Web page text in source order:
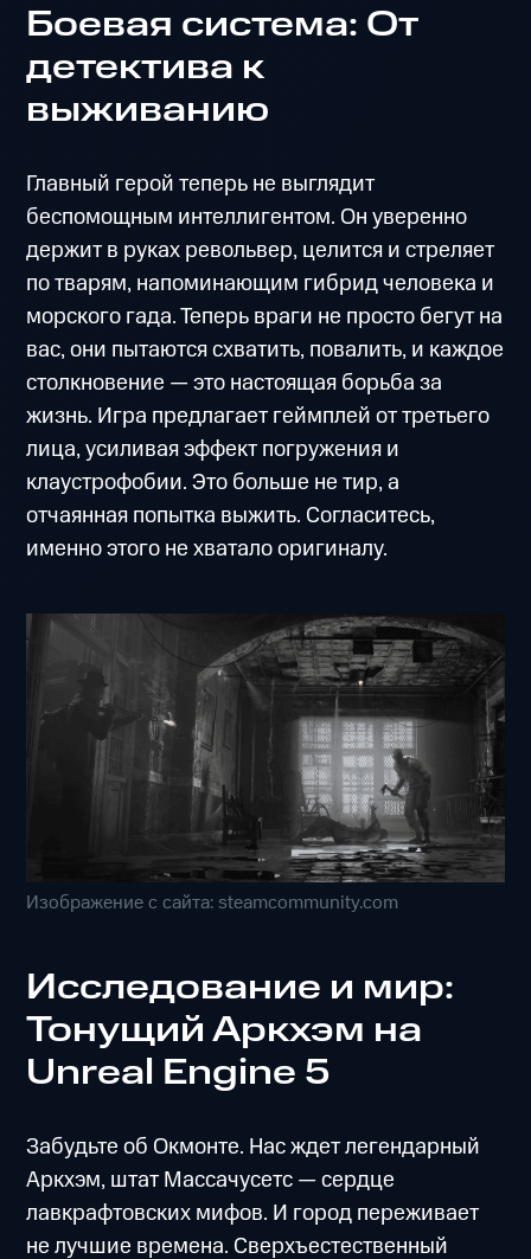
Боевая система: От
детектива к
выживанию
Главный герой теперь не выглядит
беспомощным интеллигентом. Он уверенно
держит в руках револьвер, целится и стреляет
по тварям, напоминающим гибрид человека и
морского гада. Теперь враги не просто бегут на
вас, они пытаются схватить, повалить, и каждое
столкновение — это настоящая борьба за
жизнь. Игра предлагает геймплей от третьего
лица, усиливая эффект погружения и
клаустрофобии. Это больше не тир, а
отчаянная попытка выжить. Согласитесь,
именно этого не хватало оригиналу.
Изображение с сайта: steamcommunity.com
Исследование и мир:
Тонущий Аркхэм на
Unreal Engine 5
Забудьте об Окмонте. Нас ждет легендарный
Аркхэм, штат Массачусетс — сердце
лавкрафтовских мифов. И город переживает
не лучшие времена. Сверхъестественный